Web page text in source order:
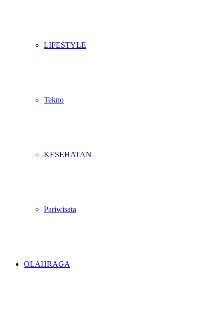
LIFESTYLE
Tekno
KESEHATAN
Pariwisata
OLAHRAGA